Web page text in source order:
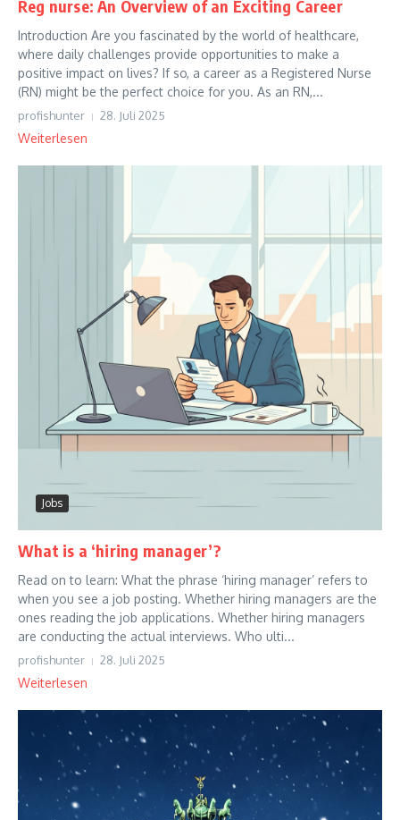
Reg nurse: An Overview of an Exciting Career
Introduction Are you fascinated by the world of healthcare,
where daily challenges provide opportunities to make a
positive impact on lives? If so, a career as a Registered Nurse
(RN) might be the perfect choice for you. As an RN,...
profishunter 28. Juli 2025
Weiterlesen
Jobs
What is a ‘hiring manager’?
Read on to learn: What the phrase ‘hiring manager’ refers to
when you see a job posting. Whether hiring managers are the
ones reading the job applications. Whether hiring managers
are conducting the actual interviews. Who ulti...
profishunter 28. Juli 2025
Weiterlesen